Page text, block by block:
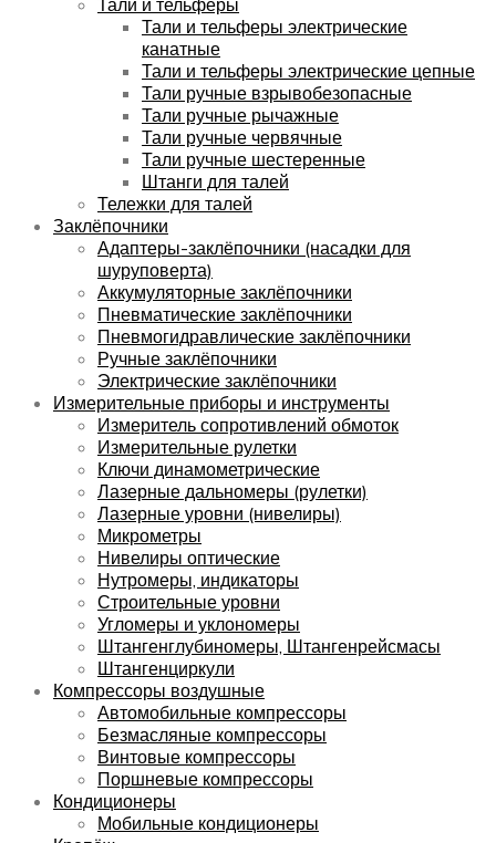
Тали и тельферы электрические
канатные
Тали и тельферы электрические цепные
Тали ручные взрывобезопасные
Тали ручные рычажные
Тали ручные червячные
Тали ручные шестеренные
Штанги для талей
Тележки для талей
Заклёпочники
Адаптеры-заклёпочники (насадки для
шуруповерта)
Аккумуляторные заклёпочники
Пневматические заклёпочники
Пневмогидравлические заклёпочники
Ручные заклёпочники
Электрические заклёпочники
Измерительные приборы и инструменты
Измеритель сопротивлений обмоток
Измерительные рулетки
Ключи динамометрические
Лазерные дальномеры (рулетки)
Лазерные уровни (нивелиры)
Микрометры
Нивелиры оптические
Нутромеры, индикаторы
Строительные уровни
Угломеры и уклономеры
Штангенглубиномеры, Штангенрейсмасы
Штангенциркули
Компрессоры воздушные
Автомобильные компрессоры
Безмасляные компрессоры
Винтовые компрессоры
Поршневые компрессоры
Кондиционеры
Мобильные кондиционеры